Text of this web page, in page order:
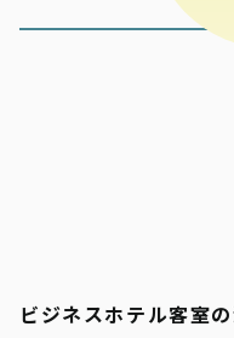
ビジネスホテル客室